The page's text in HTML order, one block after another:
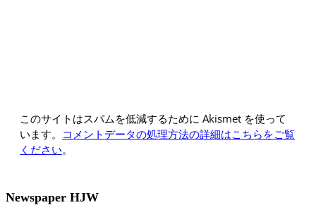
このサイトはスパムを低減するために Akismet を使って
います。 コメントデータの処理方法の詳細はこちらをご覧
ください。
Newspaper HJW